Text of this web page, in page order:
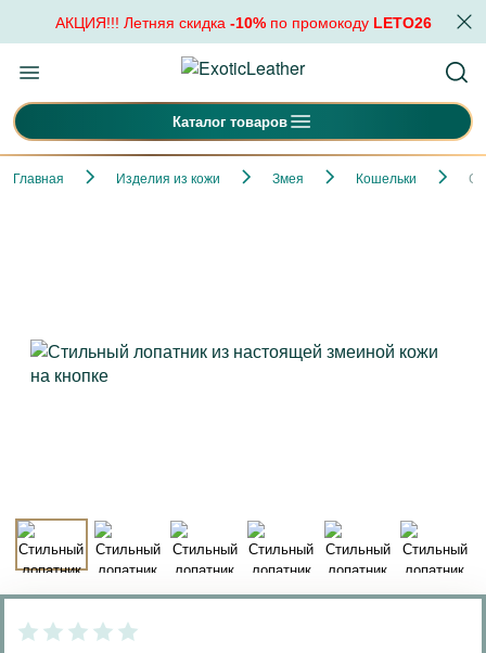
АКЦИЯ!!! Летняя скидка -10%по промокоду LETO26
Каталог товаров
Главная Изделия из кожи Змея Кошельки